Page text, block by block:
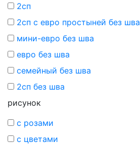
2сп
2сп с евро простыней без шва
мини-евро без шва
евро без шва
семейный без шва
2сп без шва
рисунок
с розами
с цветами